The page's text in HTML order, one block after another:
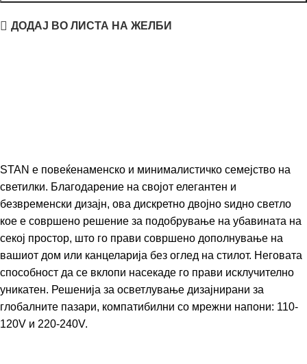
ДОДАЈ ВО ЛИСТА НА ЖЕЛБИ
STAN е повеќенаменско и минималистичко семејство на
светилки. Благодарение на својот елегантен и
безвременски дизајн, ова дискретно двојно ѕидно светло
кое е совршено решение за подобрување на убавината на
секој простор, што го прави совршено дополнување на
вашиот дом или канцеларија без оглед на стилот. Неговата
способност да се вклопи насекаде го прави исклучително
уникатен. Решенија за осветлување дизајнирани за
глобалните пазари, компатибилни со мрежни напони: 110-
120V и 220-240V.